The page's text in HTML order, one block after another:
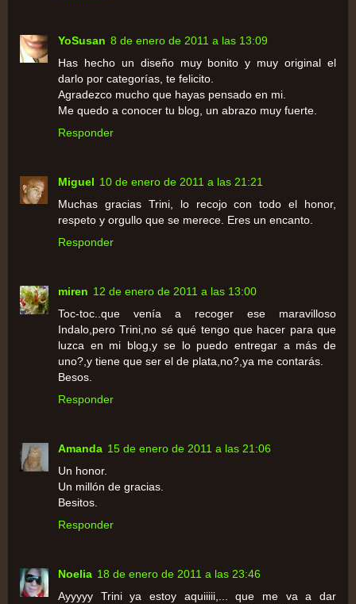
YoSusan 8 de enero de 2011 a las 13:09
Has hecho un diseño muy bonito y muy original el
darlo por categorías, te felicito.
Agradezco mucho que hayas pensado en mi.
Me quedo a conocer tu blog, un abrazo muy fuerte.
Responder
Miguel 10 de enero de 2011 a las 21:21
Muchas gracias Trini, lo recojo con todo el honor,
respeto y orgullo que se merece. Eres un encanto.
Responder
miren 12 de enero de 2011 a las 13:00
Toc-toc..que venía a recoger ese maravilloso
Indalo,pero Trini,no sé qué tengo que hacer para que
luzca en mi blog,y se lo puedo entregar a más de
uno?,y tiene que ser el de plata,no?,ya me contarás.
Besos.
Responder
Amanda 15 de enero de 2011 a las 21:06
Un honor.
Un millón de gracias.
Besitos.
Responder
Noelia 18 de enero de 2011 a las 23:46
Ayyyyy Trini ya estoy aquiiiii,... que me va a dar